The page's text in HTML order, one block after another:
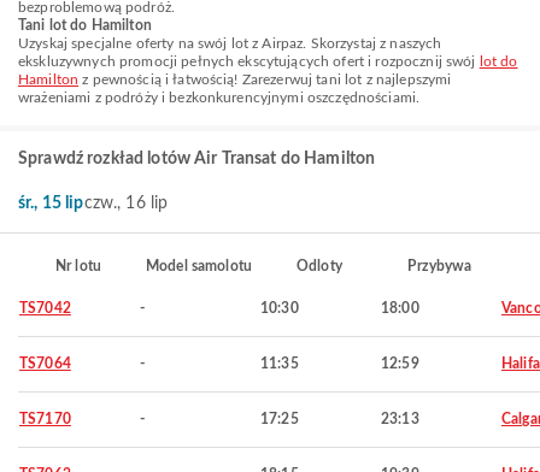
bezproblemową podróż.
Tani lot do Hamilton
Uzyskaj specjalne oferty na swój lot z Airpaz. Skorzystaj z naszych
ekskluzywnych promocji pełnych ekscytujących ofert i rozpocznij swój
lot do
Hamilton z pewnością i łatwością! Zarezerwuj tani lot z najlepszymi
wrażeniami z podróży i bezkonkurencyjnymi oszczędnościami.
Sprawdź rozkład lotów Air Transat do Hamilton
śr., 15 lipczw., 16 lip
Nr lotu Model samolotu Odloty Przybywa
TS7042 - 10:30 18:00
TS7064 - 11:35 12:59
TS7170 - 17:25 23:13